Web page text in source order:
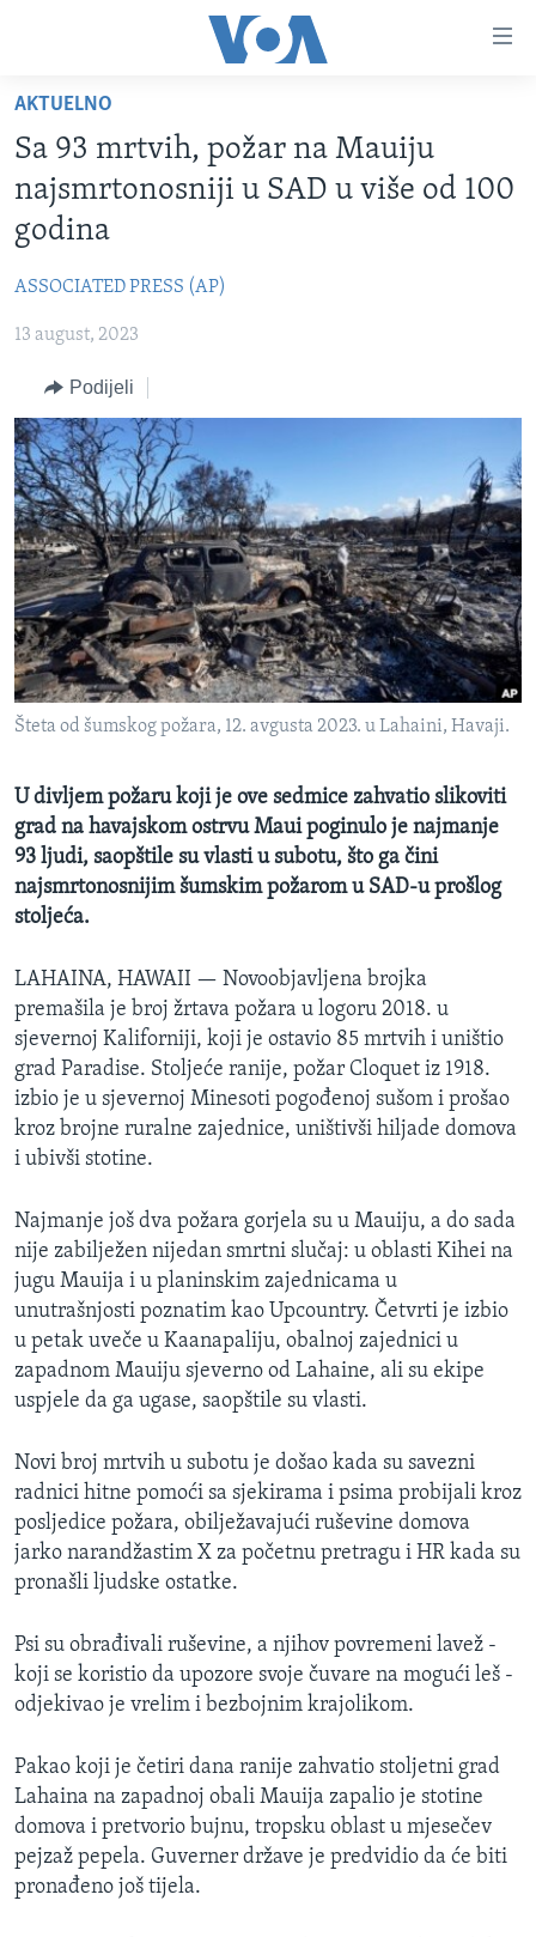
glavni
sadržaj
na
glavnu
Idi
na
FOTOGRAFIJE DANA
SJEDINJENE AMERIČKE DRŽAVE
BOSNA I HERCEGOVINA
SVIJET
NAUKA I TEHNOLOGIJA
SPECIJALNI PROJEKTI
KORUPCIJA
SLOBODA MEDIJA
ŽENSKA STRANA
IZBJEGLIČKA STRANA
MAGAZIN
O GLASU AMERIKE
Learning English
PRATITE NAS
Jezici
AKTUELNO
Sa 93 mrtvih, požar na Mauiju
najsmrtonosniji u SAD u više od 100
godina
ASSOCIATED PRESS (AP)
13 august, 2023
Podijeli
Šteta od šumskog požara, 12. avgusta 2023. u Lahaini, Havaji.
U divljem požaru koji je ove sedmice zahvatio slikoviti
grad na havajskom ostrvu Maui poginulo je najmanje
93 ljudi, saopštile su vlasti u subotu, što ga čini
najsmrtonosnijim šumskim požarom u SAD-u prošlog
stoljeća.
LAHAINA, HAWAII — Novoobjavljena brojka
premašila je broj žrtava požara u logoru 2018. u
sjevernoj Kaliforniji, koji je ostavio 85 mrtvih i uništio
grad Paradise. Stoljeće ranije, požar Cloquet iz 1918.
izbio je u sjevernoj Minesoti pogođenoj sušom i prošao
kroz brojne ruralne zajednice, uništivši hiljade domova
i ubivši stotine.
Najmanje još dva požara gorjela su u Mauiju, a do sada
nije zabilježen nijedan smrtni slučaj: u oblasti Kihei na
jugu Mauija i u planinskim zajednicama u
unutrašnjosti poznatim kao Upcountry. Četvrti je izbio
u petak uveče u Kaanapaliju, obalnoj zajednici u
zapadnom Mauiju sjeverno od Lahaine, ali su ekipe
uspjele da ga ugase, saopštile su vlasti.
Novi broj mrtvih u subotu je došao kada su savezni
radnici hitne pomoći sa sjekirama i psima probijali kroz
posljedice požara, obilježavajući ruševine domova
jarko narandžastim X za početnu pretragu i HR kada su
pronašli ljudske ostatke.
Psi su obrađivali ruševine, a njihov povremeni lavež -
koji se koristio da upozore svoje čuvare na mogući leš -
odjekivao je vrelim i bezbojnim krajolikom.
Pakao koji je četiri dana ranije zahvatio stoljetni grad
Lahaina na zapadnoj obali Mauija zapalio je stotine
domova i pretvorio bujnu, tropsku oblast u mjesečev
pejzaž pepela. Guverner države je predvidio da će biti
pronađeno još tijela.